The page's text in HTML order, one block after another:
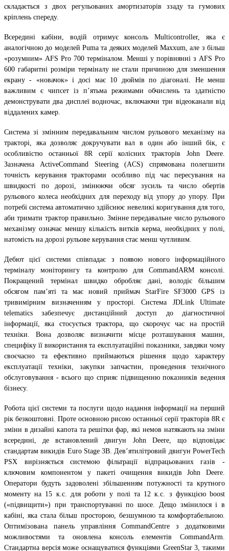
складається з двох регульованих амортизаторів ззаду та гумових
кріплень спереду.
Всередині кабіни, водій отримує консоль Multicontroller, яка є
аналогічною до моделей Puma та деяких моделей Maxxum, але з більш
«розумним» AFS Pro 700 терміналом. Менші у порівнянні з AFS Pro
600 габаритні розміри терміналу не стали причиною для зменшення
екрану - «новачок» і досі має 10 дюймів по діагоналі. Не менш
важливим є чипсет із п’ятьма режимами обчислень та здатністю
демонструвати два дисплеї водночас, включаючи три відеоканали від
віддалених камер.
Система зі змінним передавальним числом рульового механізму на
тракторі, яка дозволяє докручувати вал в один або інший бік, є
особливістю останньої 8R серії колісних тракторів John Deere.
Зазначена ActiveCommand Steering (ACS) спрямована полегшити
точність керування тракторами особливо під час пересування на
швидкості по дорозі, змінюючи обсяг зусиль та число обертів
рульового колеса необхідних для переходу від упору до упору. При
потребі система автоматично здійснює невеликі коригування для того,
аби тримати трактор правильно. Змінне передавальне число рульового
механізму означає меншу кількість витків керма, необхідних у полі,
натомість на дорозі рульове керування стає менш чутливим.
Дебют цієї системи співпадає з появою нового інформаційного
терміналу моніторингу та контролю для CommandARM консолі.
Покращений термінал швидко обробляє дані, володіє більшим
обсягом пам’яті та має новий приймач StarFire SF3000 GPS із
тривимірним визначенням у просторі. Система JDLink Ultimate
telematics забезпечує дистанційний доступ до діагностичної
інформації, яка стосується трактора, що скорочує час на простій
техніки. Вона дозволяє визначити місце розташування машин,
специфіку її використання та експлуатаційні показники, завдяки чому
своєчасно та ефективно приймаються рішення щодо характеру
експлуатації техніки, закупки запчастин, проведення технічного
обслуговування - всього що сприяє підвищенню показників ведення
бізнесу.
Робота цієї системи та послуги щодо надання інформації на перший
рік безкоштовні. Проте основною рисою останньої серії тракторів 8R є
зміни в дизайні капота та решітки фар, які немов натякають на зміни
всередині, де встановлений двигун John Deere, що відповідає
стандартам викидів Euro Stage 3B. Дев’ятилітровий двигун PowerTech
PSX вирізняється системою фільтрації відпрацьованих газів -
ключовим компонентом у пакеті очищення викидів John Deere.
Оператори будуть задоволені збільшенням потужності та крутного
моменту на 15 к.с. для роботи у полі та 12 к.с. з функцією boost
(«підвищити») при транспортуванні по шосе. Дещо змінилося і в
кабіні, яка стала більш просторою, безшумною та комфортабельною.
Оптимізована панель управління CommandCentre з додатковими
можливостями та оновлена консоль елементів CommandArm.
Стандартна версія може оснащуватися функціями GreenStar 3, такими